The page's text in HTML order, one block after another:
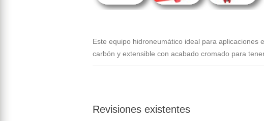
Este equipo hidroneumático ideal para
carbón y extensible con acabado cromado para
Revisiones existentes